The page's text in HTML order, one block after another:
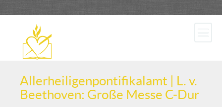
Allerheiligenpontifikalamt | L. v.
Beethoven: Große Messe C-Dur